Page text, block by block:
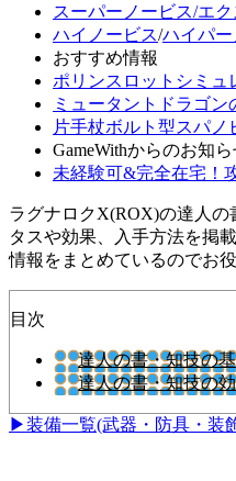
スーパーノービス/エ
ハイノービス/ハイパ
おすすめ情報
ポリンスロットシミュ
ミュータントドラゴン
片手杖ボルト型スパノ
GameWithからのお知
未経験可&完全在宅！
ラグナロクX(ROX)の達人
タスや効果、入手方法を掲
情報をまとめているのでお役
目次
達人の書・知技の
達人の書・知技の
▶装備一覧(武器・防具・装